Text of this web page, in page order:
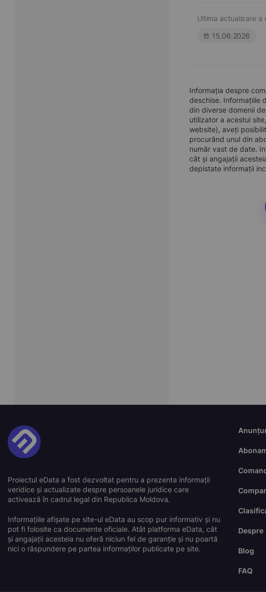
Ultima actualizare a
15.06.2026
Informația despre
deschise. Informațiile
din diverse domenii
utilizator a acestui
website), aveți
procurând unul din
număr vast de date.
cât și angajații
depistate informații
Proiectul eData a fost dezvoltat pentru a prezenta informații
veridice și actualizate despre persoanele juridice care
activează în cadrul legal din Republica Moldova.
Informațiile afișate pe site-ul eData au scop pur informativ și nu
pot fi folosite ca documente oficiale. Atât platforma eData, cât
și angajații acesteia nu oferă niciun fel de garanție și nu poartă
nici o răspundere pe partea informaților publicate pe site.
Despre
Blog
FAQ